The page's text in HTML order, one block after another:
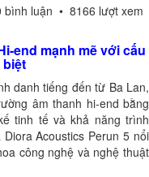
bình luận • 8166 lượt xem
end mạnh mẽ với cấu
biệt
danh tiếng đến từ Ba Lan,
âm thanh hi-end bằng
tinh tế và khả năng trình
Acoustics Perun 5 nổi
công nghệ và nghệ thuật